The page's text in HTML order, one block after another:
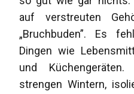
auf verstreuten
„Bruchbuden”. Es
Dingen wie
und
strengen Wintern,